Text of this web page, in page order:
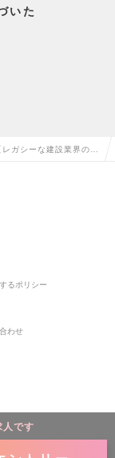
いた
人です
レガシーな建設業界の積
るポリシー
わせ